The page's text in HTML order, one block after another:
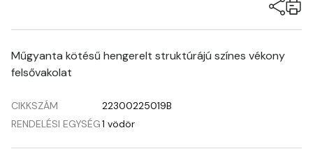
Műgyanta kötésű hengerelt struktúrájú színes vékony
felsővakolat
CIKKSZÁM
22300225019B
RENDELÉSI EGYSÉG1 vödör